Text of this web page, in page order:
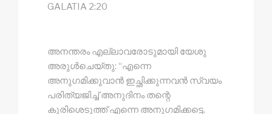
GALATIA 2:20
അനന്തരം എല്ലാവരോടുമായി യേശു
അരുൾചെയ്തു: “എന്നെ
അനുഗമിക്കുവാൻ ഇച്ഛിക്കുന്നവൻ സ്വയം
പരിത്യജിച്ച് അനുദിനം തന്റെ
കുരിശെടുത്ത് എന്നെ അനുഗമിക്കട്ടെ.